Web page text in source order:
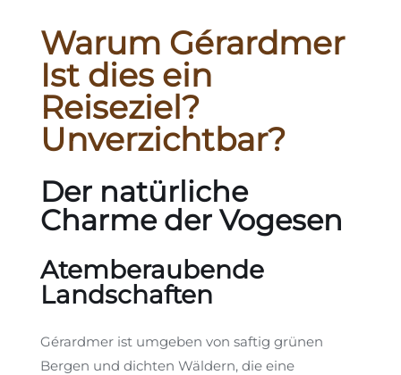
Warum Gérardmer
Ist dies ein
Reiseziel?
Unverzichtbar?
Der natürliche
Charme der Vogesen
Atemberaubende
Landschaften
Gérardmer ist umgeben von saftig grünen
Bergen und dichten Wäldern, die eine